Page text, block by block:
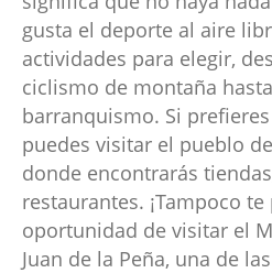
gusta el deporte al aire
actividades para elegir,
ciclismo de montaña
barranquismo. Si
puedes visitar el pueblo
donde encontrarás
restaurantes. ¡Tampoco
oportunidad de visitar el
Juan de la Peña, una de